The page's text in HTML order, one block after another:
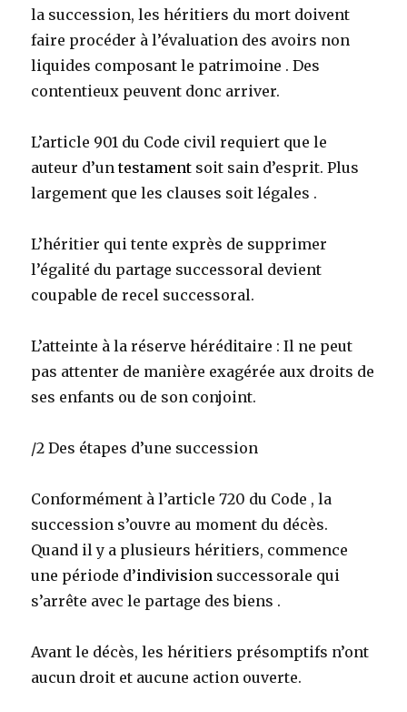
la succession, les héritiers du mort doivent
faire procéder à l’évaluation des avoirs non
liquides composant le patrimoine . Des
contentieux peuvent donc arriver.
L’article 901 du Code civil requiert que le
auteur d’untestament soit sain d’esprit. Plus
largement que les clauses soit légales .
L’héritier qui tente exprès de supprimer
l’égalité du partage successoral devient
coupable de recel successoral.
L’atteinte à la réserve héréditaire : Il ne peut
pas attenter de manière exagérée aux droits de
ses enfants ou de son conjoint.
/2 Des étapes d’une succession
Conformément à l’article 720 du Code , la
succession s’ouvre au moment du décès.
Quand il y a plusieurs héritiers, commence
une période d’indivision successorale qui
s’arrête avec le partage des biens .
Avant le décès, les héritiers présomptifs n’ont
aucun droit et aucune action ouverte.